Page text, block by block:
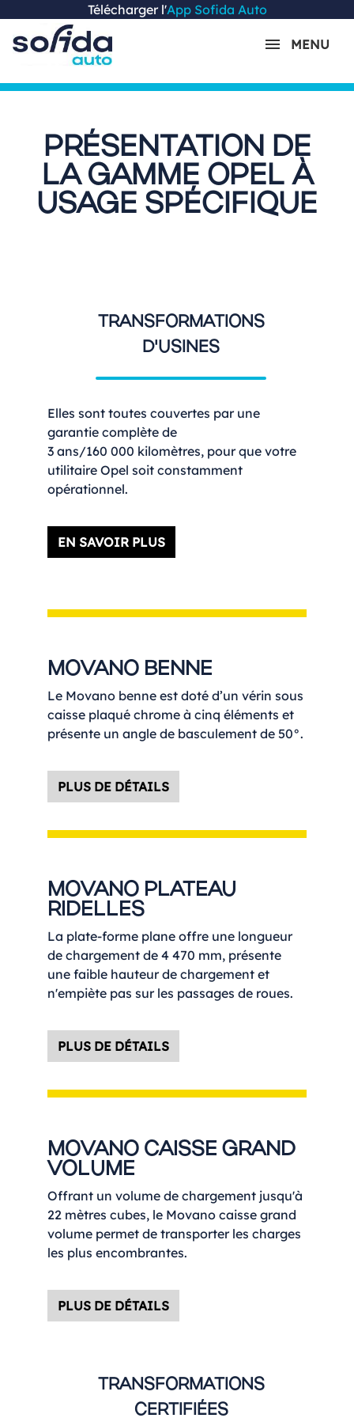
Télécharger l'App Sofida Auto
MENU
PRÉSENTATION DE
LA GAMME OPEL À
USAGE SPÉCIFIQUE
TRANSFORMATIONS
D'USINES
Elles sont toutes couvertes par une
garantie complète de
3 ans/160 000 kilomètres, pour que votre
utilitaire Opel soit constamment
opérationnel.
EN SAVOIR PLUS
MOVANO BENNE
Le Movano benne est doté d’un vérin sous
caisse plaqué chrome à cinq éléments et
présente un angle de basculement de 50°.
PLUS DE DÉTAILS
MOVANO PLATEAU
RIDELLES
La plate-forme plane offre une longueur
de chargement de 4 470 mm, présente
une faible hauteur de chargement et
n'empiète pas sur les passages de roues.
PLUS DE DÉTAILS
MOVANO CAISSE GRAND
VOLUME
Offrant un volume de chargement jusqu'à
22 mètres cubes, le Movano caisse grand
volume permet de transporter les charges
les plus encombrantes.
PLUS DE DÉTAILS
TRANSFORMATIONS
CERTIFIÉES